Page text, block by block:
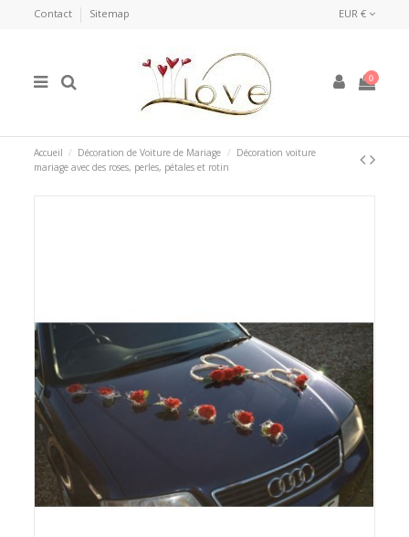
Contact Sitemap EUR €
0
Accueil Décoration de Voiture de Mariage
Décoration voiture
mariage avec des roses, perles, pétales et rotin